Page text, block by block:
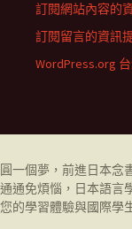
訂閱網站內容的
訂閱留言的資訊
WordPress.org
圓一個夢，前進日本念
通通免煩惱，日本語言
您的學習體驗與國際學